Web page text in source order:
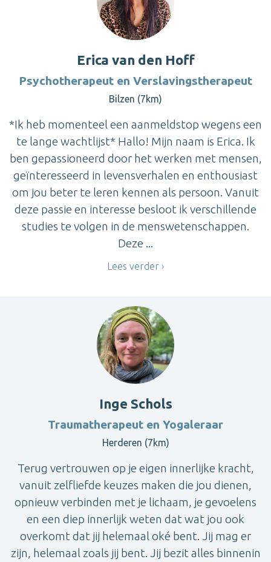
Erica van den Hoff
Psychotherapeut en Verslavingstherapeut
Bilzen (7km)
*Ik heb momenteel een aanmeldstop wegens een
te lange wachtlijst* Hallo! Mijn naam is Erica. Ik
ben gepassioneerd door het werken met mensen,
geïnteresseerd in levensverhalen en enthousiast
om jou beter te leren kennen als persoon. Vanuit
deze passie en interesse besloot ik verschillende
studies te volgen in de menswetenschappen.
Deze ...
Lees verder
Inge Schols
Traumatherapeut en Yogaleraar
Herderen (7km)
Terug vertrouwen op je eigen innerlijke kracht,
vanuit zelfliefde keuzes maken die jou dienen,
opnieuw verbinden met je lichaam, je gevoelens
en een diep innerlijk weten dat wat jou ook
overkomt dat jij helemaal oké bent. Jij mag er
zijn, helemaal zoals jij bent. Jij bezit alles binnenin